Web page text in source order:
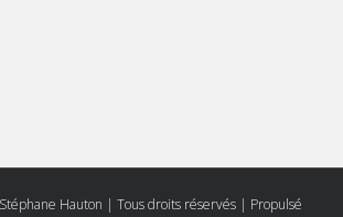
Hauton | Tous droits réservés | Propulsé